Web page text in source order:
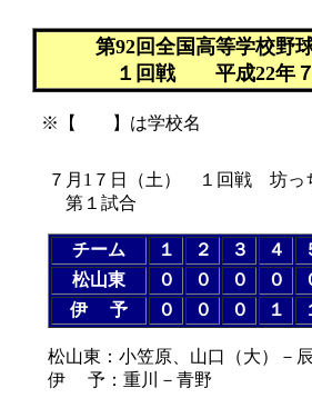
７月1７日（土） １回戦 坊っ
第１試合
チーム １ ２ ３ ４
松山東
０ ０ ０ ０
伊 予
０ ０ ０ １
松山東：小笠原、山口（大）－
伊 予：重川－青野
第92回全国高等学校野
１回戦 平成22年７
※【 】は学校名